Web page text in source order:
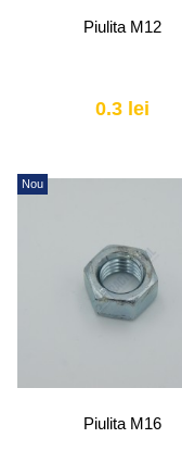
Piulita M12
0.3 lei
Nou
Piulita M16